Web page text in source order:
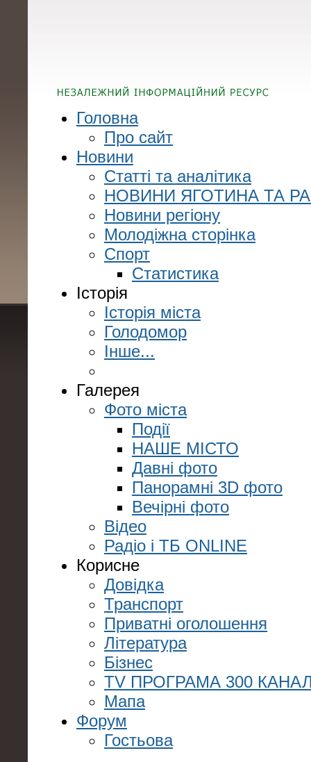
Головна
Про сайт
Новини
Статті та аналітика
НОВИНИ ЯГОТИНА ТА
Новини регіону
Молодіжна сторінка
Спорт
Статистика
Історія
Історія міста
Голодомор
Інше...
Галерея
Фото міста
Події
НАШЕ МІСТО
Давні фото
Панорамні 3D фото
Вечірні фото
Відео
Радіо і ТБ ONLINE
Корисне
Довідка
Транспорт
Приватні оголошення
Література
Бізнес
TV ПРОГРАМА 300
Мапа
Форум
Гостьова